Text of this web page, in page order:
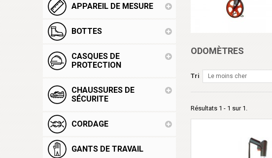
APPAREIL DE MESURE
BOTTES
CASQUES DE
PROTECTION
CHAUSSURES DE
SÉCURITE
CORDAGE
GANTS DE TRAVAIL
ODOMÈTRES
Tri Le moins cher
Résultats 1 - 1 sur 1.